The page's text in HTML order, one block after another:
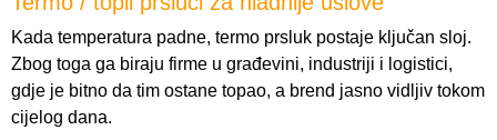
Kada temperatura padne, termo prsluk postaje ključan sloj.
Zbog toga ga biraju firme u građevini, industriji i logistici,
gdje je bitno da tim ostane topao, a brend jasno vidljiv tokom
cijelog dana.